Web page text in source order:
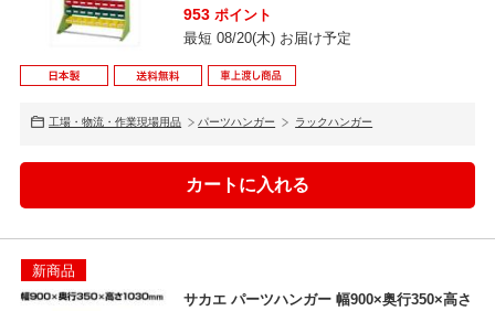
953 ポイント
最短 08/20(木) お届け予定
工場・物流・作業現場用品 パーツハンガー ラックハンガー
新商品
サカエ パーツハンガー 幅900×奥行350×高さ